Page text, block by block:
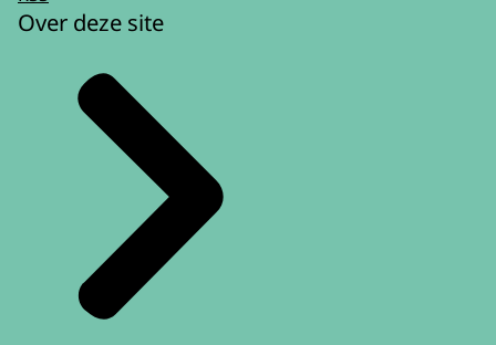
Over deze site